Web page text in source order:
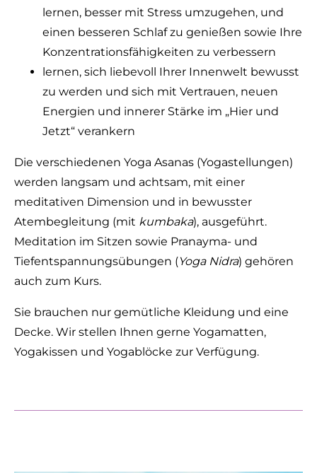
lernen, besser mit Stress umzugehen, und
einen besseren Schlaf zu genießen sowie Ihre
Konzentrationsfähigkeiten zu verbessern
lernen, sich liebevoll Ihrer Innenwelt bewusst
zu werden und sich mit Vertrauen, neuen
Energien und innerer Stärke im „Hier und
Jetzt“ verankern
Die verschiedenen Yoga Asanas (Yogastellungen)
werden langsam und achtsam, mit einer
meditativen Dimension und in bewusster
Atembegleitung (mit kumbaka), ausgeführt.
Meditation im Sitzen sowie Pranayma- und
Tiefentspannungsübungen (Yoga Nidra) gehören
auch zum Kurs.
Sie brauchen nur gemütliche Kleidung und eine
Decke. Wir stellen Ihnen gerne Yogamatten,
Yogakissen und Yogablöcke zur Verfügung.